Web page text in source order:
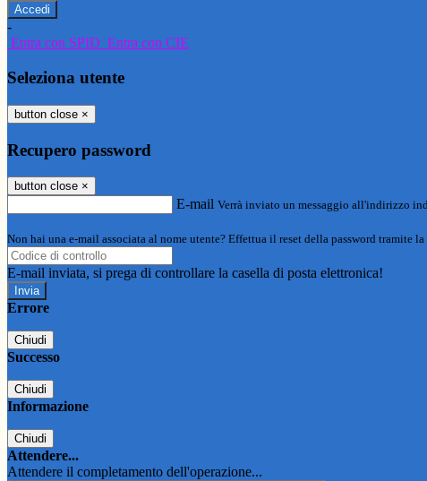
-
Entra con SPID Entra con CIE
Seleziona utente
button close ×
Recupero password
button close ×
E-mail Verrà inviato un messaggio all'indirizzo
Non hai una e-mail associata al nome utente? Effettua il reset della password tramite la
E-mail inviata, si prega di controllare la casella di posta elettronica!
Errore
Chiudi
Successo
Chiudi
Informazione
Chiudi
Attendere...
Attendere il completamento dell'operazione...